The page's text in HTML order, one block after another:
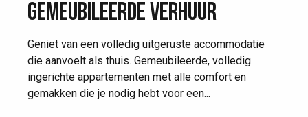
GEMEUBILEERDE VERHUUR
Geniet van een volledig uitgeruste accommodatie
die aanvoelt als thuis. Gemeubileerde, volledig
ingerichte appartementen met alle comfort en
gemakken die je nodig hebt voor een...